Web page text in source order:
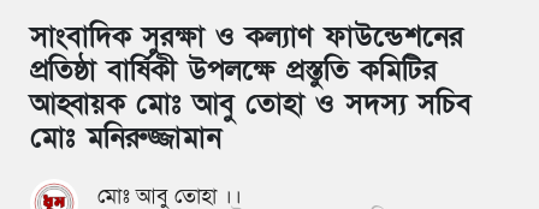
সাংবাদিক সুরক্ষা ও কল্যাণ ফাউন্ডেশনের
প্রতিষ্ঠা বার্ষিকী উপলক্ষে প্রস্তুতি কমিটির
আহ্বায়ক মোঃ আবু তোহা ও সদস্য সচিব
মোঃ মনিরুজ্জামান
মোঃ আবু তোহা ।।